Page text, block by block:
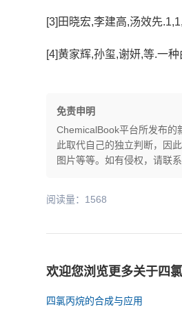
[3]田晓宏,李建高,汤效先
[4]黄家辉,孙玺,谢妍,等.一
免责申明
ChemicalBook平台所发布的
此取代自己的独立判断，因
图片等等。如有侵权，请联系
阅读量：1568
欢迎您浏览更多关于四
四氯丙烷的合成与应用